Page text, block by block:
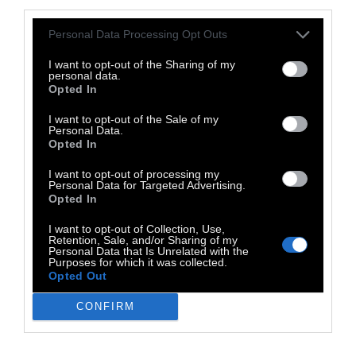
Personal Data Processing Opt Outs
I want to opt-out of the Sharing of my
personal data.
Opted In
I want to opt-out of the Sale of my
Personal Data.
Opted In
I want to opt-out of processing my
Personal Data for Targeted Advertising.
Opted In
I want to opt-out of Collection, Use,
Retention, Sale, and/or Sharing of my
Personal Data that Is Unrelated with the
Purposes for which it was collected.
Opted Out
CONFIRM
καταλήξει στο σινεμά «Απόλλων» όπου θα
με την προβολή της κλασικής ταινίας του
Τζον Χιούστον, Η βασίλισσα της Αφρικής
(1951), με τον Χάμφρεϊ Μπόγκαρτ και την
Κάθριν Χέπμπορν.
Λήξη με ένα κινηματογραφικό πανηγύρι:
Evia Film Project θα κλείσει το Σάββατο 27
Ιουνίου στα Λουτρά Αιδηψού, στον Απόλλωνα,
με ένα κινηματογραφικό πανηγύρι και πολλές
εκπλήξεις για το κοινό. Η βραδιά θα
περιλαμβάνει την προβολή της
πολυαγαπημένης ταινίας Jurassic Park του
Στίβεν Σπίλμπεργκ, χειροποίητα κεράσματα